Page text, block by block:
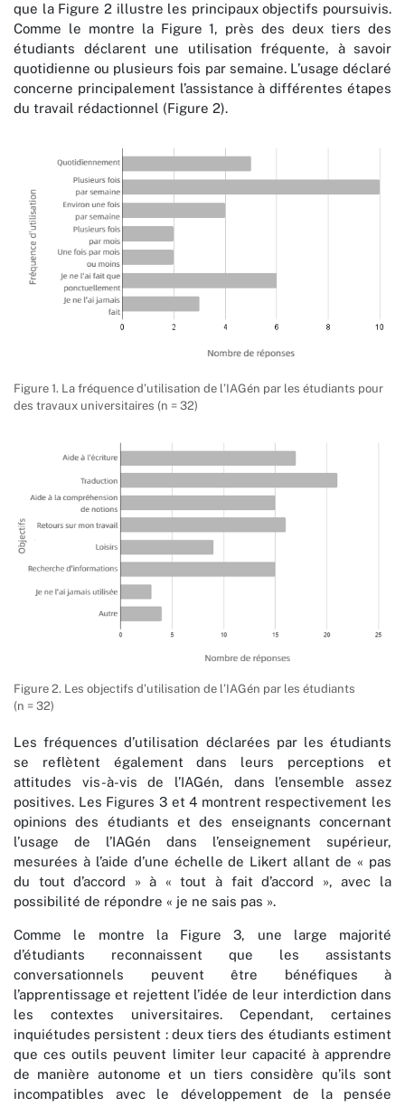
que la Figure 2 illustre les principaux objectifs poursuivis.
Comme le montre la Figure 1, près des deux tiers des
étudiants déclarent une utilisation fréquente, à savoir
quotidienne ou plusieurs fois par semaine. L’usage déclaré
concerne principalement l’assistance à différentes étapes
du travail rédactionnel (Figure 2).
Figure 1. La fréquence d’utilisation de l’IAGén par les étudiants pour
des travaux universitaires (n = 32)
Figure 2. Les objectifs d’utilisation de l’IAGén par les étudiants
(n = 32)
Les fréquences d’utilisation déclarées par les étudiants
se reflètent également dans leurs perceptions et
attitudes vis-à-vis de l’IAGén, dans l’ensemble assez
positives. Les Figures 3 et 4 montrent respectivement les
opinions des étudiants et des enseignants concernant
l’usage de l’IAGén dans l’enseignement supérieur,
mesurées à l’aide d’une échelle de Likert allant de « pas
du tout d’accord » à « tout à fait d’accord », avec la
possibilité de répondre « je ne sais pas ».
Comme le montre la Figure 3, une large majorité
d’étudiants reconnaissent que les assistants
conversationnels peuvent être bénéfiques à
l’apprentissage et rejettent l’idée de leur interdiction dans
les contextes universitaires. Cependant, certaines
inquiétudes persistent : deux tiers des étudiants estiment
que ces outils peuvent limiter leur capacité à apprendre
de manière autonome et un tiers considère qu’ils sont
incompatibles avec le développement de la pensée